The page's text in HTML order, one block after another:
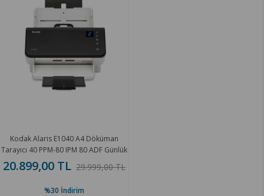
Kodak Alaris E1040 A4 Döküman
Tarayıcı 40 PPM-80 IPM 80 ADF Günlük
5.000 Sayfa 8011892
20.899,00 TL 29.999,00 TL
%30 İndirim